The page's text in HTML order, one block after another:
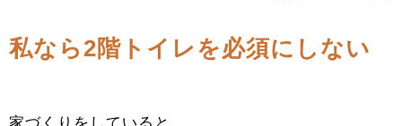
私なら2階トイレを必須にしない
家づくりをしていると、